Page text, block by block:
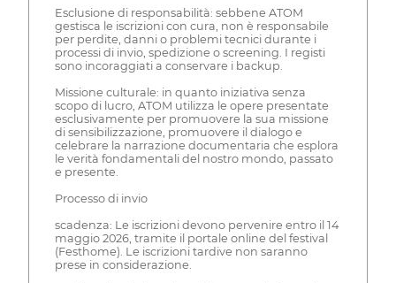
Esclusione di responsabilità: sebbene ATOM
gestisca le iscrizioni con cura, non è responsabile
per perdite, danni o problemi tecnici durante i
processi di invio, spedizione o screening. I registi
sono incoraggiati a conservare i backup.
Missione culturale: in quanto iniziativa senza
scopo di lucro, ATOM utilizza le opere presentate
esclusivamente per promuovere la sua missione
di sensibilizzazione, promuovere il dialogo e
celebrare la narrazione documentaria che esplora
le verità fondamentali del nostro mondo, passato
e presente.
Processo di invio
scadenza: Le iscrizioni devono pervenire entro il 14
maggio 2026, tramite il portale online del festival
(Festhome). Le iscrizioni tardive non saranno
prese in considerazione.